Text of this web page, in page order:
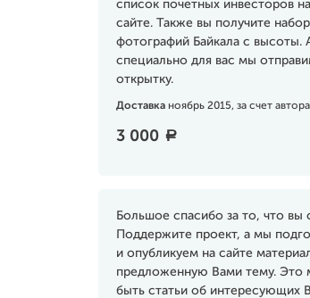
список почетных инвесторов
сайте. Также вы получите набор
фотографий Байкала с высоты.
специально для вас мы
открытку.
Доставка ноябрь 2015, за счет
3 000 a
Большое спасибо за то, что вы
Поддержите проект, а мы
и опубликуем на сайте
предложенную Вами тему. Это
быть статьи об интересующих